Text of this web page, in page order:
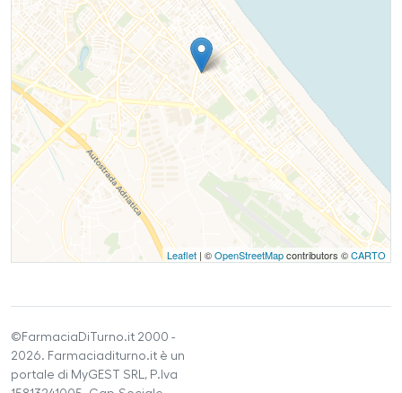
Leaflet | ©OpenStreetMapcontributors ©CARTO
©FarmaciaDiTurno.it 2000 -
2026. Farmaciaditurno.it è un
portale di MyGEST SRL, P.Iva